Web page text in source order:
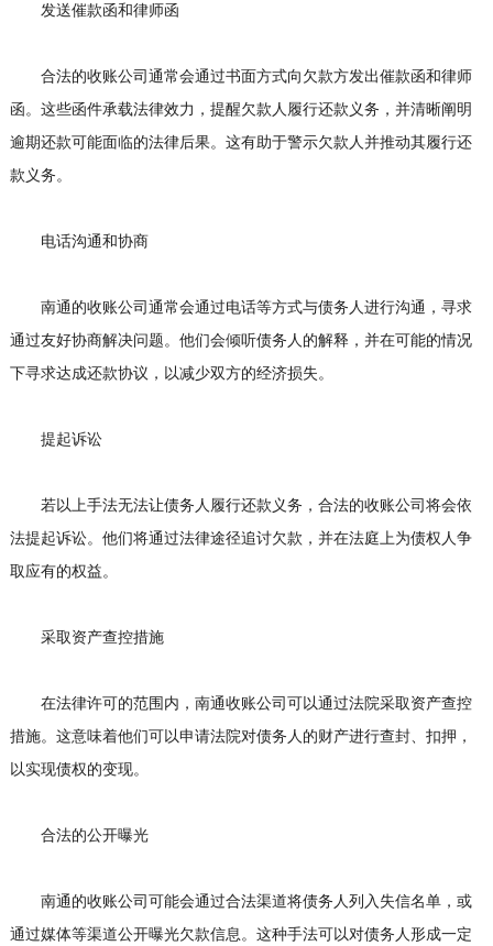
发送催款函和律师函
合法的收账公司通常会通过书面方式向欠款方发出催款函和律师
函。这些函件承载法律效力，提醒欠款人履行还款义务，并清晰阐明
逾期还款可能面临的法律后果。这有助于警示欠款人并推动其履行还
款义务。
电话沟通和协商
南通的收账公司通常会通过电话等方式与债务人进行沟通，寻求
通过友好协商解决问题。他们会倾听债务人的解释，并在可能的情况
下寻求达成还款协议，以减少双方的经济损失。
提起诉讼
若以上手法无法让债务人履行还款义务，合法的收账公司将会依
法提起诉讼。他们将通过法律途径追讨欠款，并在法庭上为债权人争
取应有的权益。
采取资产查控措施
在法律许可的范围内，南通收账公司可以通过法院采取资产查控
措施。这意味着他们可以申请法院对债务人的财产进行查封、扣押，
以实现债权的变现。
合法的公开曝光
南通的收账公司可能会通过合法渠道将债务人列入失信名单，或
通过媒体等渠道公开曝光欠款信息。这种手法可以对债务人形成一定